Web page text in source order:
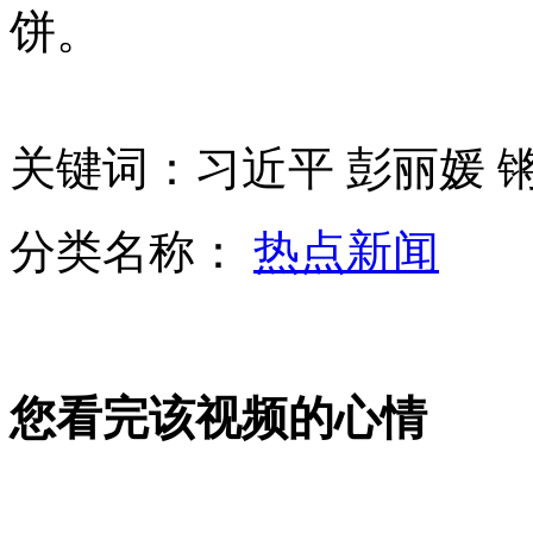
女孩北京地铁殴打老人 痛下狠手拳打脚踢
无痛分娩是否安全 医生回应
外交部：有关国家言论片面不公正
饼。
关键词：习近平 彭丽媛
分类名称： 热点新闻
您看完该视频的心情